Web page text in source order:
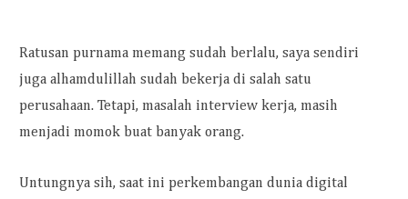
Ratusan purnama memang sudah berlalu, saya sendiri
juga alhamdulillah sudah bekerja di salah satu
perusahaan. Tetapi, masalah interview kerja, masih
menjadi momok buat banyak orang.
Untungnya sih, saat ini perkembangan dunia digital